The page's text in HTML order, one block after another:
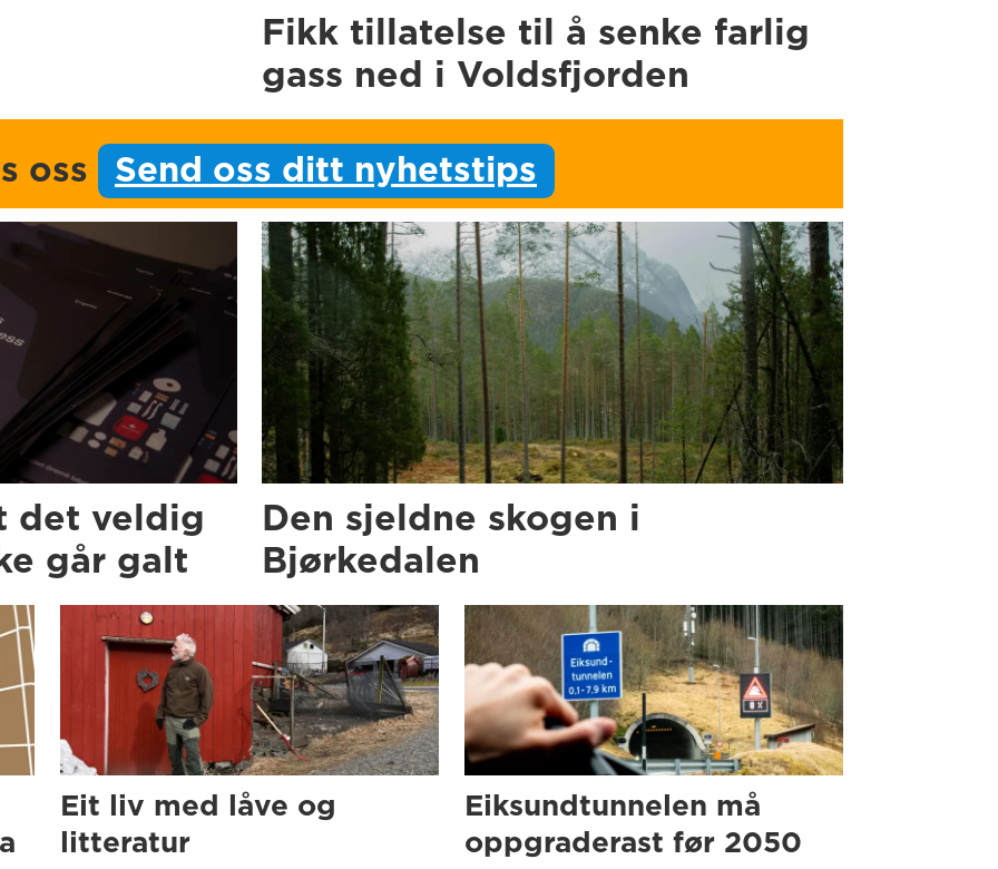
Fikk tillatelse til å senke farlig
gass ned i Voldsfjorden
oss Send oss ditt nyhetstips
det veldig
går galt
Den sjeldne skogen i
Bjørkedalen
Eit liv med låve og
litteratur
Eiksundtunnelen må
oppgraderast før 2050